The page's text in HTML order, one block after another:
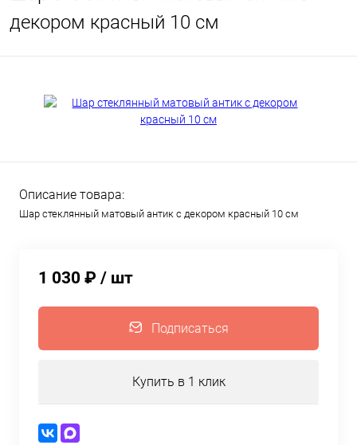
декором красный 10 см
Описание товара:
Шар стеклянный матовый антик с декором красный 10 см
1 030 ₽ / шт
Подписаться
Купить в 1 клик